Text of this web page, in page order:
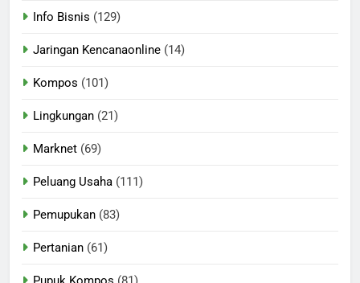
Info Bisnis (129)
Jaringan Kencanaonline (14)
Kompos (101)
Lingkungan (21)
Marknet (69)
Peluang Usaha (111)
Pemupukan (83)
Pertanian (61)